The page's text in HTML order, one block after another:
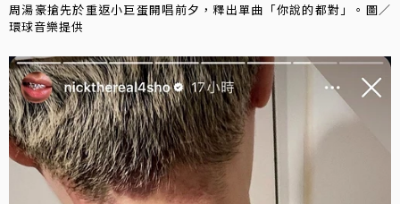
周湯豪搶先於重返小巨蛋開唱前夕，釋出單曲「你說的都對」。圖／
環球音樂提供